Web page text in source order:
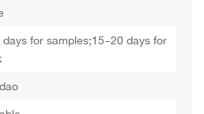
days for samples;15~20 days for